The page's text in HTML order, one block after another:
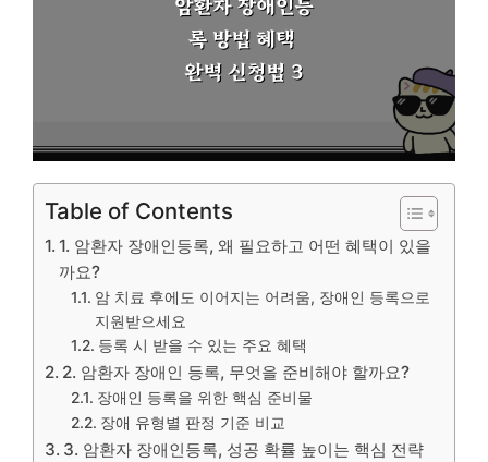
Table of Contents
1. 암환자 장애인등록, 왜 필요하고 어떤 혜택이 있을
까요?
암 치료 후에도 이어지는 어려움, 장애인 등록으로
지원받으세요
등록 시 받을 수 있는 주요 혜택
2. 암환자 장애인 등록, 무엇을 준비해야 할까요?
장애인 등록을 위한 핵심 준비물
장애 유형별 판정 기준 비교
3. 암환자 장애인등록, 성공 확률 높이는 핵심 전략